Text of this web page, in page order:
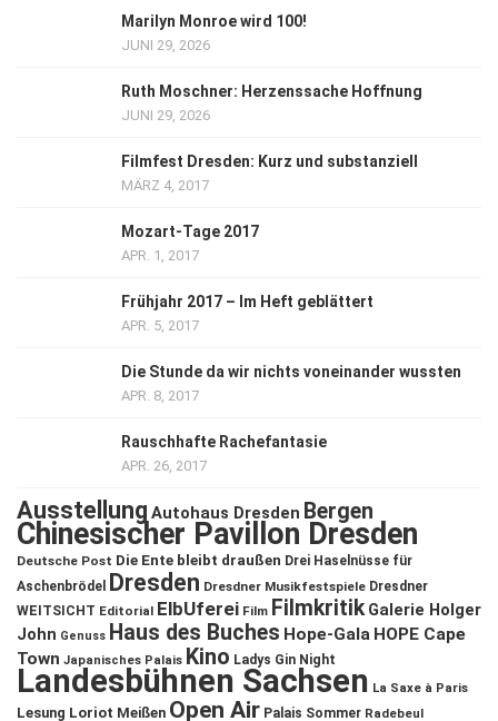
Marilyn Monroe wird 100!
JUNI 29, 2026
Ruth Moschner: Herzenssache Hoffnung
JUNI 29, 2026
Filmfest Dresden: Kurz und substanziell
MÄRZ 4, 2017
Mozart-Tage 2017
APR. 1, 2017
Frühjahr 2017 – Im Heft geblättert
APR. 5, 2017
Die Stunde da wir nichts voneinander wussten
APR. 8, 2017
Rauschhafte Rachefantasie
APR. 26, 2017
Ausstellung Autohaus Dresden Bergen
Chinesischer Pavillon Dresden
Deutsche Post Die Ente bleibt draußen Drei Haselnüsse für
Aschenbrödel
Dresden Dresdner Musikfestspiele Dresdner
WEITSICHT Editorial ElbUferei Film Filmkritik Galerie Holger
John Genuss Haus des Buches Hope-Gala HOPE Cape
Town Japanisches Palais Kino Ladys Gin Night
Landesbühnen Sachsen La Saxe à Paris
Lesung Loriot Meißen Open Air Palais Sommer Radebeul